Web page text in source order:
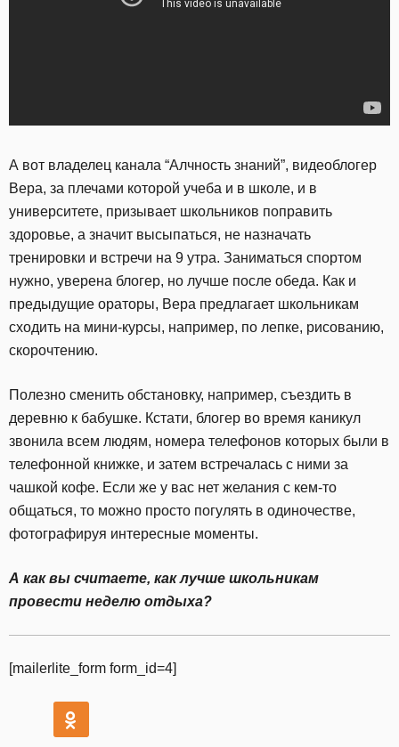
А вот владелец канала “Алчность знаний”, видеоблогер
Вера, за плечами которой учеба и в школе, и в
университете, призывает школьников поправить
здоровье, а значит высыпаться, не назначать
тренировки и встречи на 9 утра. Заниматься спортом
нужно, уверена блогер, но лучше после обеда. Как и
предыдущие ораторы, Вера предлагает школьникам
сходить на мини-курсы, например, по лепке, рисованию,
скорочтению.
Полезно сменить обстановку, например, съездить в
деревню к бабушке. Кстати, блогер во время каникул
звонила всем людям, номера телефонов которых были в
телефонной книжке, и затем встречалась с ними за
чашкой кофе. Если же у вас нет желания с кем-то
общаться, то можно просто погулять в одиночестве,
фотографируя интересные моменты.
А как вы считаете, как лучше школьникам
провести неделю отдыха?
[mailerlite_form form_id=4]